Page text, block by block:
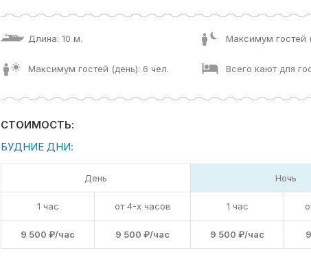
Длина: 10 м.
Максимум гостей (день): 6 чел.
Максимум гостей
Всего кают для
СТОИМОСТЬ:
БУДНИЕ ДНИ:
День Ночь
1 час от 4-х часов 1 час
9 500 ₽/час 9 500 ₽/час 9 500 ₽/час